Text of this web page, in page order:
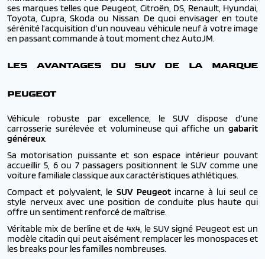
ses marques telles que Peugeot, Citroën, DS, Renault, Hyundai,
Toyota, Cupra, Skoda ou Nissan. De quoi envisager en toute
sérénité l’acquisition d’un nouveau véhicule neuf à votre image
en passant commande à tout moment chez AutoJM.
LES AVANTAGES DU SUV DE LA MARQUE
PEUGEOT
Véhicule robuste par excellence, le SUV dispose d’une
carrosserie surélevée et volumineuse qui affiche un gabarit
généreux.
Sa motorisation puissante et son espace intérieur pouvant
accueillir 5, 6 ou 7 passagers positionnent le SUV comme une
voiture familiale classique aux caractéristiques athlétiques.
Compact et polyvalent, le SUV Peugeot incarne à lui seul ce
style nerveux avec une position de conduite plus haute qui
offre un sentiment renforcé de maîtrise.
Véritable mix de berline et de 4x4, le SUV signé Peugeot est un
modèle citadin qui peut aisément remplacer les monospaces et
les breaks pour les familles nombreuses.